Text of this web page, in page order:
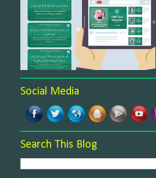
Social Media
Search This Blog